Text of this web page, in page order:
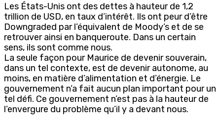
Les États-Unis ont des dettes à hauteur de 1,2
trillion de USD, en taux d’intérêt. Ils ont peur d’être
Downgraded par l’équivalent de Moody’s et de se
retrouver ainsi en banqueroute. Dans un certain
sens, ils sont comme nous.
La seule façon pour Maurice de devenir souverain,
dans un tel contexte, est de devenir autonome, au
moins, en matière d’alimentation et d’énergie. Le
gouvernement n’a fait aucun plan important pour un
tel défi. Ce gouvernement n’est pas à la hauteur de
l’envergure du problème qu’il y a devant nous.